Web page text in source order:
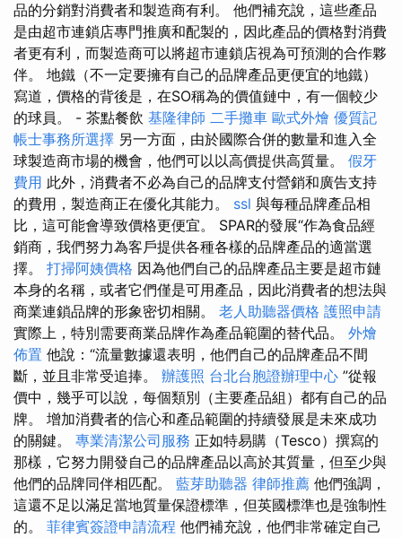
品的分銷對消費者和製造商有利。 他們補充說，這些產品
是由超市連鎖店專門推廣和配製的，因此產品的價格對消費
者更有利，而製造商可以將超市連鎖店視為可預測的合作夥
伴。 地鐵（不一定要擁有自己的品牌產品更便宜的地鐵）
寫道，價格的背後是，在SO稱為的價值鏈中，有一個較少
的球員。 - 茶點餐飲 基隆律師 二手攤車 歐式外燴 優質記
帳士事務所選擇 另一方面，由於國際合併的數量和進入全
球製造商市場的機會，他們可以以高價提供高質量。 假牙
費用 此外，消費者不必為自己的品牌支付營銷和廣告支持
的費用，製造商正在優化其能力。 ssl 與每種品牌產品相
比，這可能會導致價格更便宜。 SPAR的發展“作為食品經
銷商，我們努力為客戶提供各種各樣的品牌產品的適當選
擇。 打掃阿姨價格 因為他們自己的品牌產品主要是超市鏈
本身的名稱，或者它們僅是可用產品，因此消費者的想法與
商業連鎖品牌的形象密切相關。 老人助聽器價格 護照申請
實際上，特別需要商業品牌作為產品範圍的替代品。 外燴
佈置 他說：“流量數據還表明，他們自己的品牌產品不間
斷，並且非常受追捧。 辦護照 台北台胞證辦理中心 ”從報
價中，幾乎可以說，每個類別（主要產品組）都有自己的品
牌。 增加消費者的信心和產品範圍的持續發展是未來成功
的關鍵。 專業清潔公司服務 正如特易購（Tesco）撰寫的
那樣，它努力開發自己的品牌產品以高於其質量，但至少與
他們的品牌同伴相匹配。 藍芽助聽器 律師推薦 他們強調，
這還不足以滿足當地質量保證標準，但英國標準也是強制性
的。 菲律賓簽證申請流程 他們補充說，他們非常確定自己